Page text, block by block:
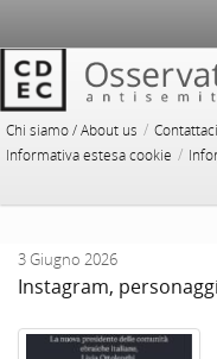
Chi siamo / About us /
Informativa estesa cookie /
3 Giugno 2026
Instagram,